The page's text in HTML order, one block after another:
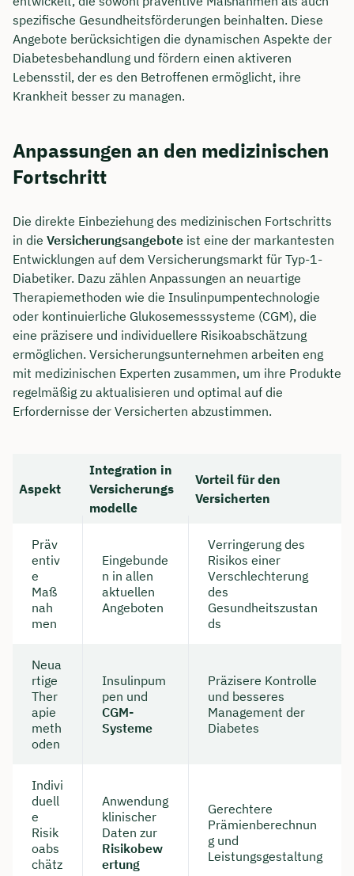
spezifische Gesundheitsförderungen beinhalten. Diese
Angebote berücksichtigen die dynamischen Aspekte der
Diabetesbehandlung und fördern einen aktiveren
Lebensstil, der es den Betroffenen ermöglicht, ihre
Krankheit besser zu managen.
Anpassungen an den medizinischen
Fortschritt
Die direkte Einbeziehung des medizinischen Fortschritts
in die Versicherungsangebote ist eine der markantesten
Entwicklungen auf dem Versicherungsmarkt für Typ-1-
Diabetiker. Dazu zählen Anpassungen an neuartige
Therapiemethoden wie die Insulinpumpentechnologie
oder kontinuierliche Glukosemesssysteme (CGM), die
eine präzisere und individuellere Risikoabschätzung
ermöglichen. Versicherungsunternehmen arbeiten eng
mit medizinischen Experten zusammen, um ihre Produkte
regelmäßig zu aktualisieren und optimal auf die
Erfordernisse der Versicherten abzustimmen.
Aspekt
Integration in
Versicherungs
modelle
Vorteil für den
Versicherten
Präv
entiv
e
Maß
nah
men
Eingebunde
n in allen
aktuellen
Angeboten
Verringerung des
Risikos einer
Verschlechterung
des
Gesundheitszustan
ds
Neua
rtige
Ther
apie
meth
oden
Insulinpum
pen und
CGM-
Systeme
Präzisere Kontrolle
und besseres
Management der
Diabetes
Indivi
duell
e
Risik
oabs
chätz
Anwendung
klinischer
Daten zur
Risikobew
ertung
Gerechtere
Prämienberechnun
g und
Leistungsgestaltung
Dauer: ca. 30 Minuten
Kostenfrei & unverbindlich
Meeting buchen